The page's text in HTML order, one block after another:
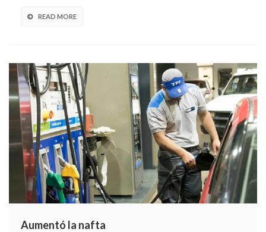
READ MORE
Aumentó la nafta